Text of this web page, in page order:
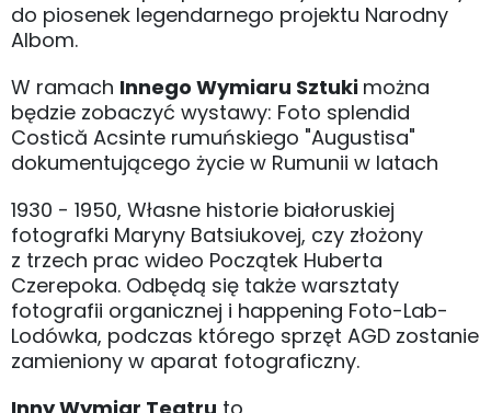
do piosenek legendarnego projektu Narodny
Albom.
W ramach Innego Wymiaru Sztuki można
będzie zobaczyć wystawy: Foto splendid
Costică Acsinte rumuńskiego "Augustisa"
dokumentującego życie w Rumunii w latach
1930 - 1950, Własne historie białoruskiej
fotografki Maryny Batsiukovej, czy złożony
z trzech prac wideo Początek Huberta
Czerepoka. Odbędą się także warsztaty
fotografii organicznej i happening Foto-Lab-
Lodówka, podczas którego sprzęt AGD zostanie
zamieniony w aparat fotograficzny.